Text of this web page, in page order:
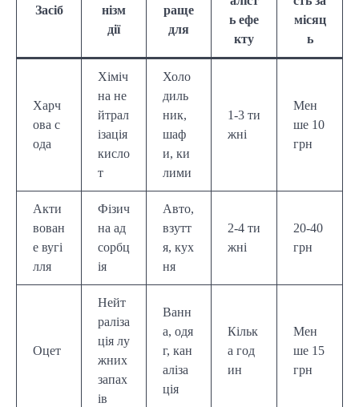
Засіб
нізм
дії
раще
для
ь ефе
кту
місяц
ь
Харч
ова с
ода
Хіміч
на не
йтрал
ізація
кисло
т
Холо
диль
ник,
шаф
и, ки
лими
1-3 ти
жні
Мен
ше 10
грн
Акти
вован
е вугі
лля
Фізич
на ад
сорбц
ія
Авто,
взутт
я, кух
ня
2-4 ти
жні
20-40
грн
Оцет
Нейт
раліза
ція лу
жних
запах
ів
Ванн
а, одя
г, кан
аліза
ція
Кільк
а год
ин
Мен
ше 15
грн